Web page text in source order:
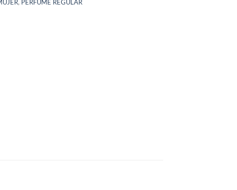
, PERFUME REGULAR